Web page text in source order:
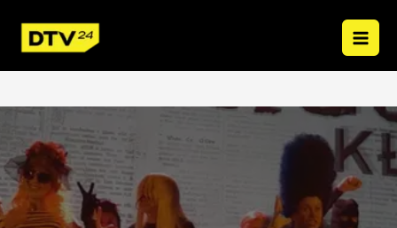
treści